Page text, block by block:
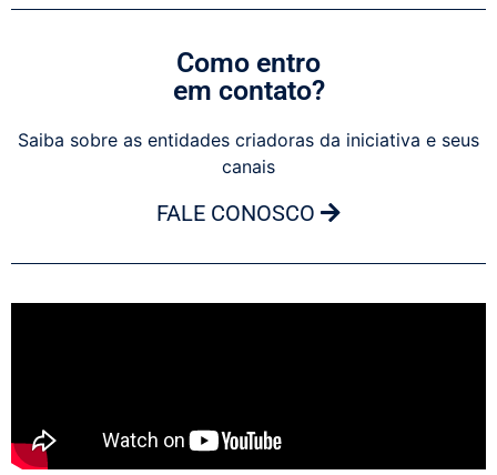
Como entro
em contato?
Saiba sobre as entidades criadoras da iniciativa e seus
canais
FALE CONOSCO